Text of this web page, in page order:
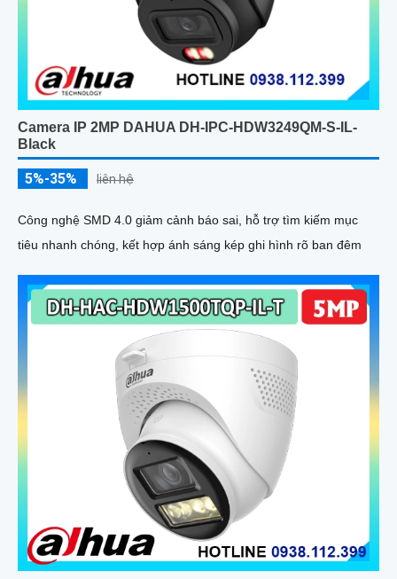
Camera IP 2MP DAHUA DH-IPC-HDW3249QM-S-IL-
Black
5%-35% liên hệ
Công nghệ SMD 4.0 giảm cảnh báo sai, hỗ trợ tìm kiếm mục
tiêu nhanh chóng, kết hợp ánh sáng kép ghi hình rõ ban đêm